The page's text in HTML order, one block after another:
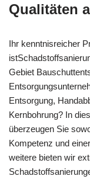
Qualitäten
Ihr kenntnisreicher
Gebiet
Entsorgung,
Kernbohrung? In
überzeugen Sie
Kompetenz und
weitere bieten wir